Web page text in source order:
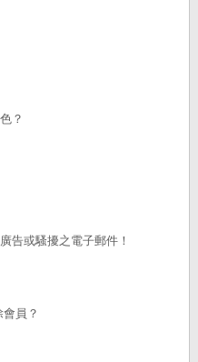
？
告或騷擾之電子郵件！
員？